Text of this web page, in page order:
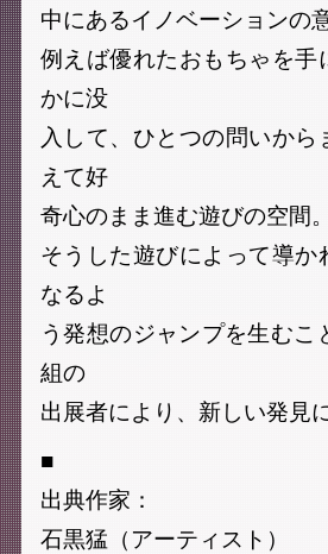
中にあるイノベーションの
例えば優れたおもちゃを
かに没
入して、ひとつの問いか
えて好
奇心のまま進む遊びの空間。
そうした遊びによって導
なるよ
う発想のジャンプを生む
組の
出展者により、新しい発見
■
出典作家：
石黒猛（アーティスト）